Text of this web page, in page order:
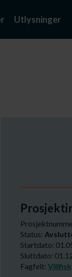
Utlysninger
Status:
Startdato:
Sluttdato:
Fagfelt: